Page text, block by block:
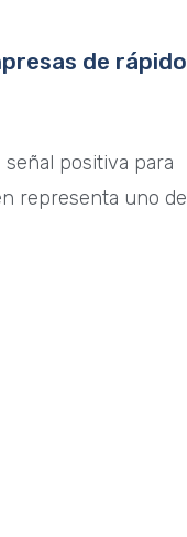
de rápido
positiva para
representa uno de